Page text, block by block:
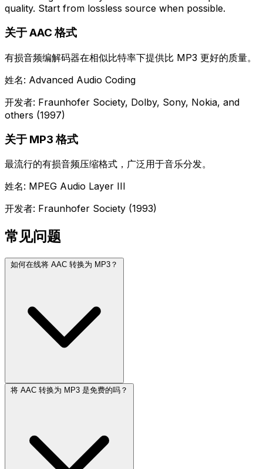
quality. Start from lossless source when possible.
关于 AAC 格式
有损音频编解码器在相似比特率下提供比 MP3 更好的质量。
姓名: Advanced Audio Coding
开发者: Fraunhofer Society, Dolby, Sony, Nokia, and
others (1997)
关于 MP3 格式
最流行的有损音频压缩格式，广泛用于音乐分发。
姓名: MPEG Audio Layer III
开发者: Fraunhofer Society (1993)
常见问题
如何在线将 AAC 转换为 MP3？
将 AAC 转换为 MP3 是免费的吗？